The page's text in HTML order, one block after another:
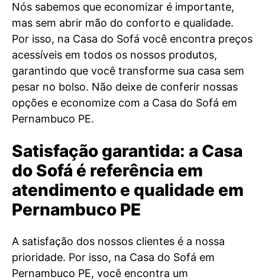
Nós sabemos que economizar é importante,
mas sem abrir mão do conforto e qualidade.
Por isso, na Casa do Sofá você encontra preços
acessíveis em todos os nossos produtos,
garantindo que você transforme sua casa sem
pesar no bolso. Não deixe de conferir nossas
opções e economize com a Casa do Sofá em
Pernambuco PE.
Satisfação garantida: a Casa
do Sofá é referência em
atendimento e qualidade em
Pernambuco PE
A satisfação dos nossos clientes é a nossa
prioridade. Por isso, na Casa do Sofá em
Pernambuco PE, você encontra um